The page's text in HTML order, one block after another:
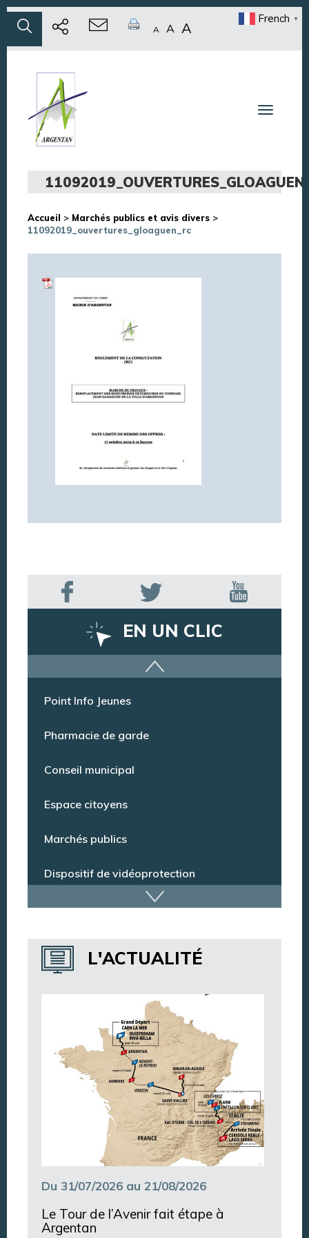
A A A
French ▼
Toggle
Accueil > Marchés publics et avis divers >
11092019_ouvertures_gloaguen_rc
EN UN CLIC
Offres d’emploi
Point Info Jeunes
Pharmacie de garde
Conseil municipal
Espace citoyens
Marchés publics
Dispositif de vidéoprotection
Annuaire des services
Annuaire des associations
Argentan Aujourd’hui
L'ACTUALITÉ
Du 31/07/2026 au 21/08/2026
Le Tour de l’Avenir fait étape à
Argentan